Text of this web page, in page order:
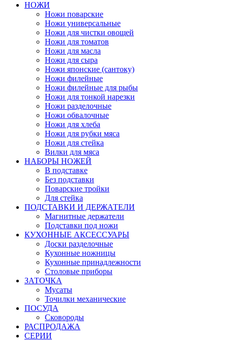
НОЖИ
Ножи поварские
Ножи универсальные
Ножи для чистки овощей
Ножи для томатов
Ножи для масла
Ножи для сыра
Ножи японские (сантоку)
Ножи филейные
Ножи филейные для рыбы
Ножи для тонкой нарезки
Ножи разделочные
Ножи обвалочные
Ножи для хлеба
Ножи для рубки мяса
Ножи для стейка
Вилки для мяса
НАБОРЫ НОЖЕЙ
В подставке
Без подставки
Поварские тройки
Для стейка
ПОДСТАВКИ И ДЕРЖАТЕЛИ
Магнитные держатели
Подставки под ножи
КУХОННЫЕ АКСЕССУАРЫ
Доски разделочные
Кухонные ножницы
Кухонные принадлежности
Столовые приборы
ЗАТОЧКА
Мусаты
Точилки механические
ПОСУДА
Сковороды
РАСПРОДАЖА
СЕРИИ